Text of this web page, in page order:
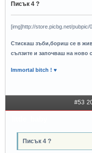
Писък 4 ?
[img]http://store.picbg.net/
Стискаш зъби,бориш се в
сълзите и започваш на ново
Immortal bitch ! ♥
#53
Писък 4 ?